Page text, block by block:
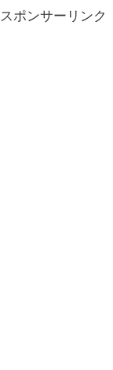
スポンサーリンク